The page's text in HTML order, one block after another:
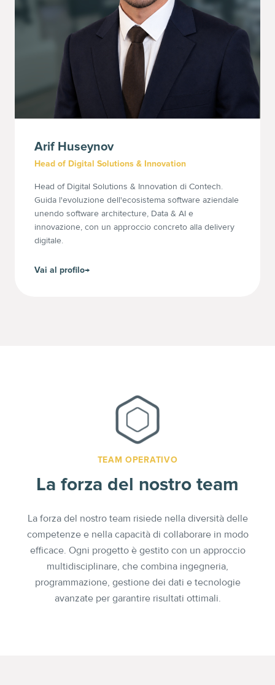
Arif Huseynov
Head of Digital Solutions & Innovation
Head of Digital Solutions & Innovation di Contech.
Guida l'evoluzione dell'ecosistema software aziendale
unendo software architecture, Data & AI e
innovazione, con un approccio concreto alla delivery
digitale.
Vai al profilo→
TEAM OPERATIVO
La forza del nostro team
La forza del nostro team risiede nella diversità delle
competenze e nella capacità di collaborare in modo
efficace. Ogni progetto è gestito con un approccio
multidisciplinare, che combina ingegneria,
programmazione, gestione dei dati e tecnologie
avanzate per garantire risultati ottimali.